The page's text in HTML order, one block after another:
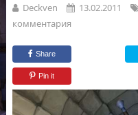
Deckven 13.02.2011
комментария
Share
Pin it